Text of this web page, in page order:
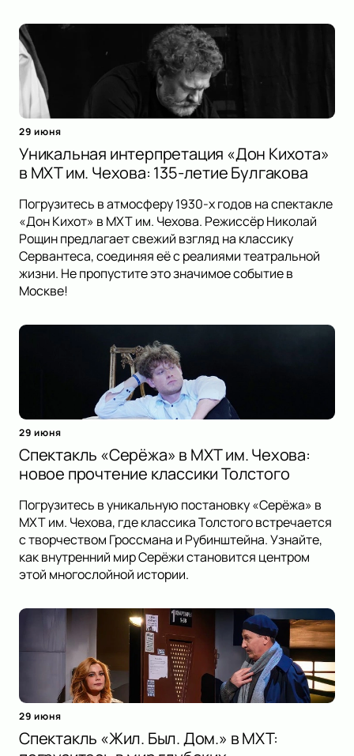
29 июня
Уникальная интерпретация «Дон Кихота»
в МХТ им. Чехова: 135-летие Булгакова
Погрузитесь в атмосферу 1930-х годов на спектакле
«Дон Кихот» в МХТ им. Чехова. Режиссёр Николай
Рощин предлагает свежий взгляд на классику
Сервантеса, соединяя её с реалиями театральной
жизни. Не пропустите это значимое событие в
Москве!
29 июня
Спектакль «Серёжа» в МХТ им. Чехова:
новое прочтение классики Толстого
Погрузитесь в уникальную постановку «Серёжа» в
МХТ им. Чехова, где классика Толстого встречается
с творчеством Гроссмана и Рубинштейна. Узнайте,
как внутренний мир Серёжи становится центром
этой многослойной истории.
29 июня
Спектакль «Жил. Был. Дом.» в МХТ: